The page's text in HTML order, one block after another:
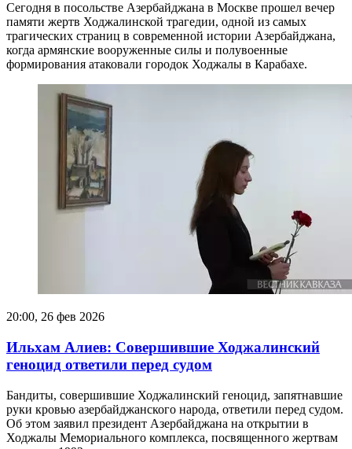
Сегодня в посольстве Азербайджана в Москве прошел вечер
памяти жертв Ходжалинской трагедии, одной из самых
трагических страниц в современной истории Азербайджана,
когда армянские вооруженные силы и полувоенные
формирования атаковали городок Ходжалы в Карабахе.
20:00, 26 фев 2026
Ильхам Алиев: Совершившие Ходжалинский
геноцид ответили перед судом
Бандиты, совершившие Ходжалинский геноцид, запятнавшие
руки кровью азербайджанского народа, ответили перед судом.
Об этом заявил президент Азербайджана на открытии в
Ходжалы Мемориального комплекса, посвященного жертвам